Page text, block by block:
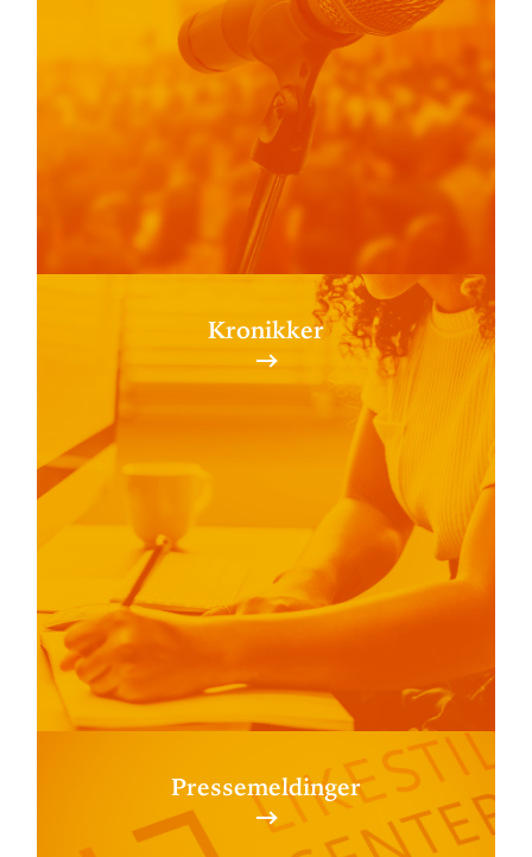
Kronikker
Pressemeldinger